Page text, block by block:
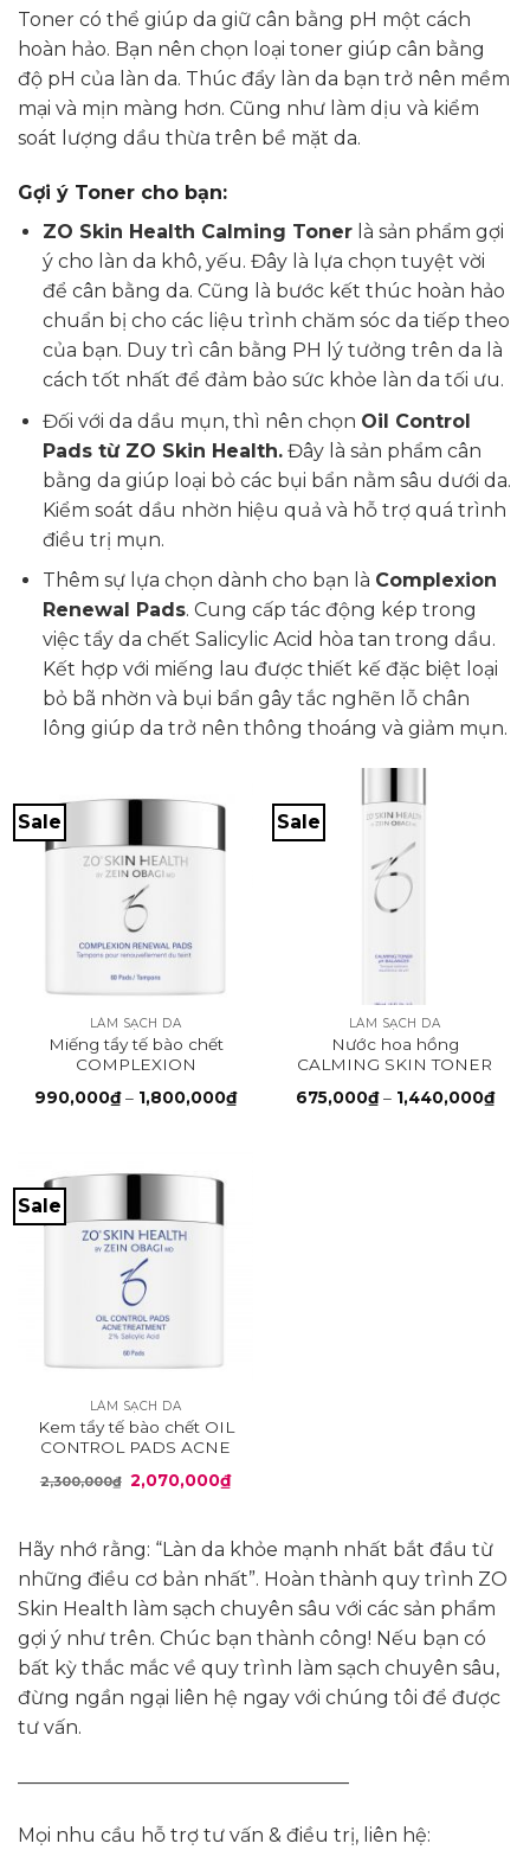
Toner có thể giúp da giữ cân bằng pH một cách
hoàn hảo. Bạn nên chọn loại toner giúp cân bằng
độ pH của làn da. Thúc đẩy làn da bạn trở nên mềm
mại và mịn màng hơn. Cũng như làm dịu và kiểm
soát lượng dầu thừa trên bề mặt da.
Gợi ý Toner cho bạn:
ZO Skin Health Calming Tonerlà sản phẩm gợi
ý cho làn da khô, yếu. Đây là lựa chọn tuyệt vời
để cân bằng da. Cũng là bước kết thúc hoàn hảo
chuẩn bị cho các liệu trình chăm sóc da tiếp theo
của bạn. Duy trì cân bằng PH lý tưởng trên da là
cách tốt nhất để đảm bảo sức khỏe làn da tối ưu.
Đối với da dầu mụn, thì nên chọn Oil Control
Pads từ ZO Skin Health.Đây là sản phẩm cân
bằng da giúp loại bỏ các bụi bẩn nằm sâu dưới da.
Kiểm soát dầu nhờn hiệu quả và hỗ trợ quá trình
điều trị mụn.
Thêm sự lựa chọn dành cho bạn là Complexion
Renewal Pads. Cung cấp tác động kép trong
việc tẩy da chết Salicylic Acid hòa tan trong dầu.
Kết hợp với miếng lau được thiết kế đặc biệt loại
bỏ bã nhờn và bụi bẩn gây tắc nghẽn lỗ chân
lông giúp da trở nên thông thoáng và giảm mụn.
Sale
LÀM SẠCH DA
Miếng tẩy tế bào chết
COMPLEXION
990,000₫ – 1,800,000₫Khoảng
giá:
Sale
LÀM SẠCH DA
Nước hoa hồng
CALMING SKIN TONER
675,000₫ – 1,440,000₫
giá:
Sale
LÀM SẠCH DA
Kem tẩy tế bào chết OIL
CONTROL PADS ACNE
2,300,000₫ Giá
gốc
2,070,000₫Giá
hiện
2,070,000₫.
Hãy nhớ rằng: “Làn da khỏe mạnh nhất bắt đầu từ
những điều cơ bản nhất”. Hoàn thành quy trình ZO
Skin Health làm sạch chuyên sâu với các sản phẩm
gợi ý như trên. Chúc bạn thành công! Nếu bạn có
bất kỳ thắc mắc về quy trình làm sạch chuyên sâu,
đừng ngần ngại liên hệ ngay với chúng tôi để được
tư vấn.
—————————————————–
Mọi nhu cầu hỗ trợ tư vấn & điều trị, liên hệ: